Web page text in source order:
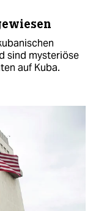
sind mysteriöse
auf Kuba.